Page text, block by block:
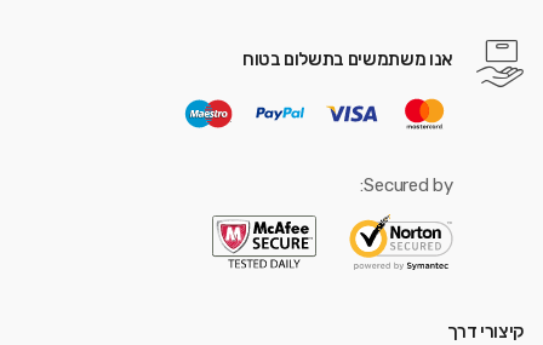
אנו משתמשים בתשלום בטוח
Secured by:
קיצורי דרך